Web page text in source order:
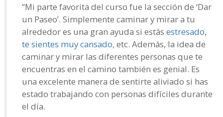
“Mi parte favorita del curso fue la sección de ‘Dar
un Paseo’. Simplemente caminar y mirar a tu
alrededor es una gran ayuda si estás estresado,
te sientes muy cansado, etc. Además, la idea de
caminar y mirar las diferentes personas que te
encuentras en el camino también es genial. Es
una excelente manera de sentirte aliviado si has
estado trabajando con personas difíciles durante
el día.